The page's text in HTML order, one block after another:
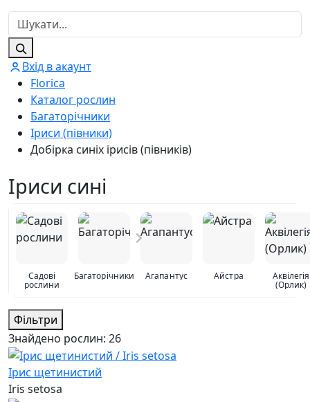
Вхід в акаунт
Florica
Каталог рослин
Багаторічники
Іриси (півники)
Добірка синіх ірисів (півників)
Іриси сині
Садові
рослини
Багаторічники Агапантус Айстра Аквілегія
(Орлик)
Фільтри
Знайдено рослин: 26
Ірис щетинистий
Iris setosa